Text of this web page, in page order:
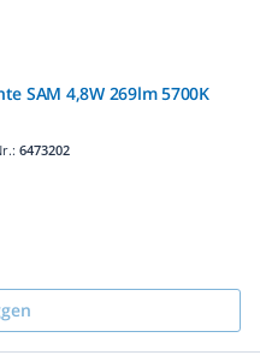
SAM 4,8W 269lm 5700K
6473202